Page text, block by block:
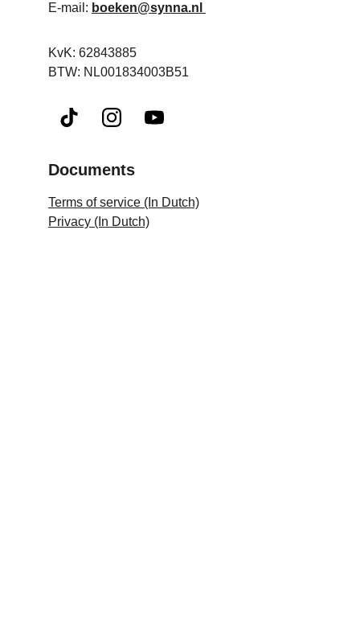
E-mail: boeken@synna.nl
KvK: 62843885
BTW: NL001834003B51
Documents
Terms of service (In Dutch)
Privacy (In Dutch)